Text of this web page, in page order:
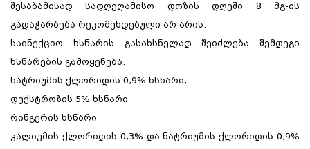
შესაბამისად სადღეღამისო დოზის დღეში 8 მგ-ის
გადაჭარბება რეკომენდებული არ არის.
საინექციო ხსნარის გასახსნელად შეიძლება შემდეგი
ხსნარების გამოყენება:
ნატრიუმის ქლორიდის 0,9% ხსნარი;
დექსტროზის 5% ხსნარი
რინგერის ხსნარი
კალიუმის ქლორიდის 0,3% და ნატრიუმის ქლორიდის 0,9%